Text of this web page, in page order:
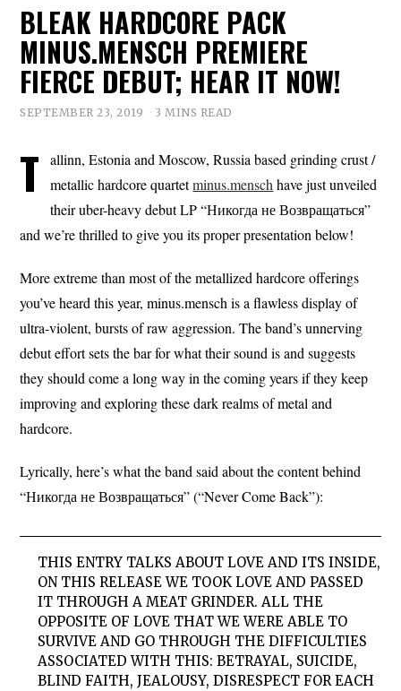
BLEAK HARDCORE PACK
MINUS.MENSCH PREMIERE
FIERCE DEBUT; HEAR IT NOW!
SEPTEMBER 23, 2019 3 MINS READ
T
allinn, Estonia and Moscow, Russia based grinding crust /
metallic hardcore quartetminus.mensch have just unveiled
their uber-heavy debut LP “Никогда не Возвращаться”
and we’re thrilled to give you its proper presentation below!
More extreme than most of the metallized hardcore offerings
you’ve heard this year, minus.mensch is a flawless display of
ultra-violent, bursts of raw aggression. The band’s unnerving
debut effort sets the bar for what their sound is and suggests
they should come a long way in the coming years if they keep
improving and exploring these dark realms of metal and
hardcore.
Lyrically, here’s what the band said about the content behind
“Никогда не Возвращаться” (“Never Come Back”):
THIS ENTRY TALKS ABOUT LOVE AND ITS INSIDE,
ON THIS RELEASE WE TOOK LOVE AND PASSED
IT THROUGH A MEAT GRINDER. ALL THE
OPPOSITE OF LOVE THAT WE WERE ABLE TO
SURVIVE AND GO THROUGH THE DIFFICULTIES
ASSOCIATED WITH THIS: BETRAYAL, SUICIDE,
BLIND FAITH, JEALOUSY, DISRESPECT FOR EACH